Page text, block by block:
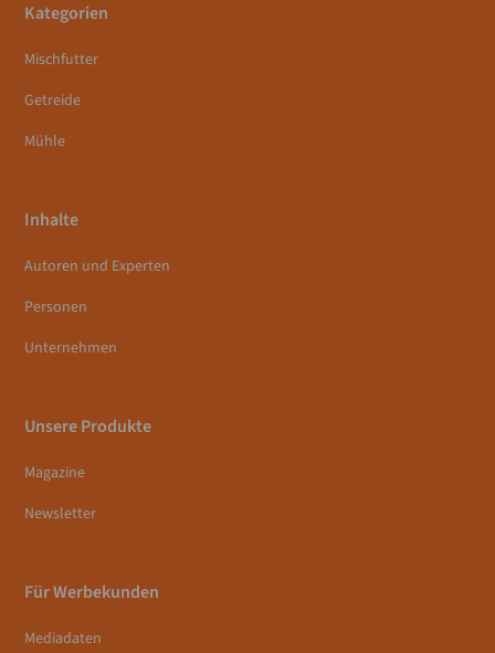
Kategorien
Mischfutter
Getreide
Mühle
Inhalte
Autoren und Experten
Personen
Unternehmen
Unsere Produkte
Magazine
Newsletter
Für Werbekunden
Mediadaten